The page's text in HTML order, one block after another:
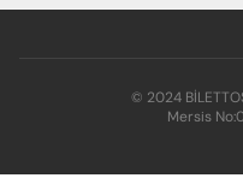
© 2024
Mersis No: